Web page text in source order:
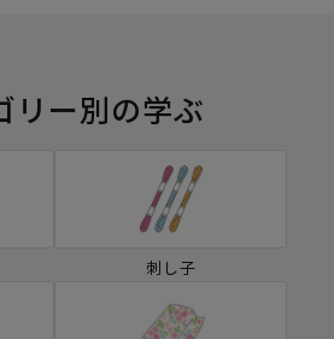
リー別の学ぶ
刺し子